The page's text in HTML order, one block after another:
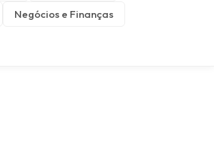
Negócios e Finanças